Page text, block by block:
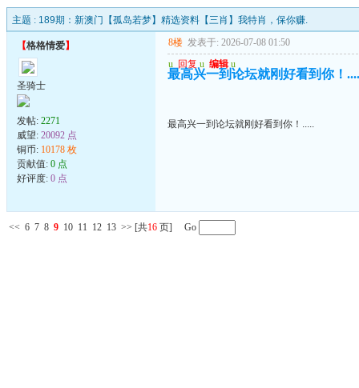
主题 : 189期：新澳门【孤岛若梦】精选资料【三肖】我特肖，保你赚.
【格格情爱】
圣骑士
发帖: 2271
威望: 20092 点
铜币: 10178 枚
贡献值: 0 点
好评度: 0 点
8楼 发表于: 2026-07-08 01:50
u 回复 u 编辑 u
最高兴一到论坛就刚好看到你！
最高兴一到论坛就刚好看到你！.....
<< 6 7 8 9 10 11 12 13 >> [共16 页] Go